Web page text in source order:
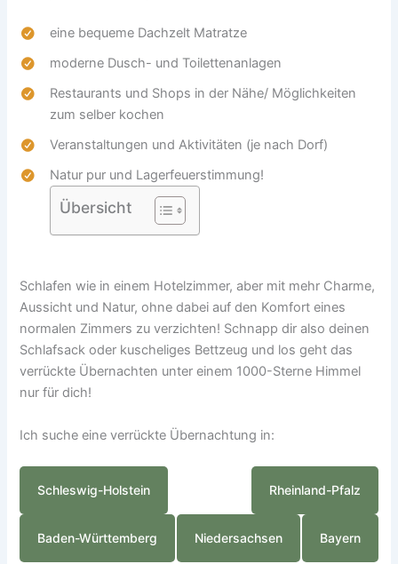
eine bequeme Dachzelt Matratze
moderne Dusch- und Toilettenanlagen
Restaurants und Shops in der Nähe/ Möglichkeiten
zum selber kochen
Veranstaltungen und Aktivitäten (je nach Dorf)
Natur pur und Lagerfeuerstimmung!
Übersicht
Schlafen wie in einem Hotelzimmer, aber mit mehr Charme,
Aussicht und Natur, ohne dabei auf den Komfort eines
normalen Zimmers zu verzichten! Schnapp dir also deinen
Schlafsack oder kuscheliges Bettzeug und los geht das
verrückte Übernachten unter einem 1000-Sterne Himmel
nur für dich!
Ich suche eine verrückte Übernachtung in:
Schleswig-Holstein Rheinland-Pfalz
Baden-Württemberg Niedersachsen Bayern